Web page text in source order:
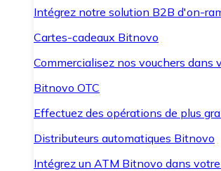
Intégrez notre solution B2B d'on-
Cartes-cadeaux Bitnovo
Commercialisez nos vouchers dans
Bitnovo OTC
Effectuez des opérations de plus
Distributeurs automatiques Bitnovo
Intégrez un ATM Bitnovo dans